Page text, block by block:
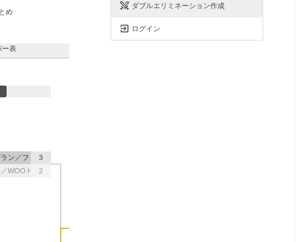
め
ー表
ン／フェリックス・ルブラン（フランス）
3
WOO Hyeonggyu（韓国）
2
ダブルエリミネーション作成
ログイン